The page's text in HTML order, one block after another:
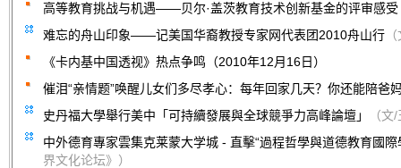
高等教育挑战与机遇——贝尔·盖茨教育技术创新基金的评审感受
难忘的舟山印象——记美国华裔教授专家网代表团2010舟山行
《卡内基中国透视》热点争鸣（2010年12月16日）
催泪“亲情题”唤醒儿女们多尽孝心：每年回家几天？你还能陪爸
史丹福大學舉行美中「可持續發展與全球競爭力高峰論壇」
（
中外德育專家雲集克莱蒙大学城 - 直擊“過程哲學與道德教育國際
界文化论坛》）